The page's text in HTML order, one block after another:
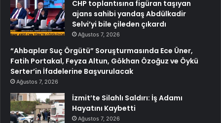
CHP toplantısına figüran taşıyan
ajans sahibi yandaş Abdülkadir
Selvi’yi bile çileden çıkardı
Ağustos 7, 2026
“Ahbaplar Suç Örgütü” Soruşturmasında Ece Üner,
Fatih Portakal, Feyza Altun, Gökhan Özoğuz ve Öykü
Serter’in İfadelerine Başvurulacak
Ağustos 7, 2026
İzmit’te Silahlı Saldırı: İş Adamı
Hayatını Kaybetti
Ağustos 7, 2026